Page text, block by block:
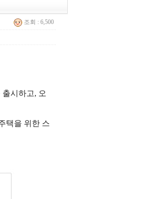
조회 : 6,500
출시하고, 오
택을 위한 스